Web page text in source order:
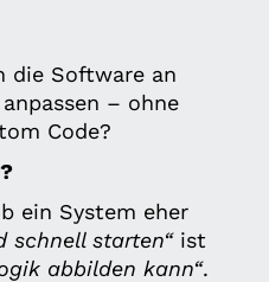
die Software an
– ohne
Code?
ein System eher
schnell starten“ist
abbilden kann“.